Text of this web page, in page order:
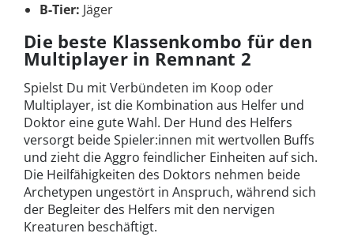
B-Tier: Jäger
Die beste Klassenkombo für den
Multiplayer in Remnant 2
Spielst Du mit Verbündeten im Koop oder
Multiplayer, ist die Kombination aus Helfer und
Doktor eine gute Wahl. Der Hund des Helfers
versorgt beide Spieler:innen mit wertvollen Buffs
und zieht die Aggro feindlicher Einheiten auf sich.
Die Heilfähigkeiten des Doktors nehmen beide
Archetypen ungestört in Anspruch, während sich
der Begleiter des Helfers mit den nervigen
Kreaturen beschäftigt.